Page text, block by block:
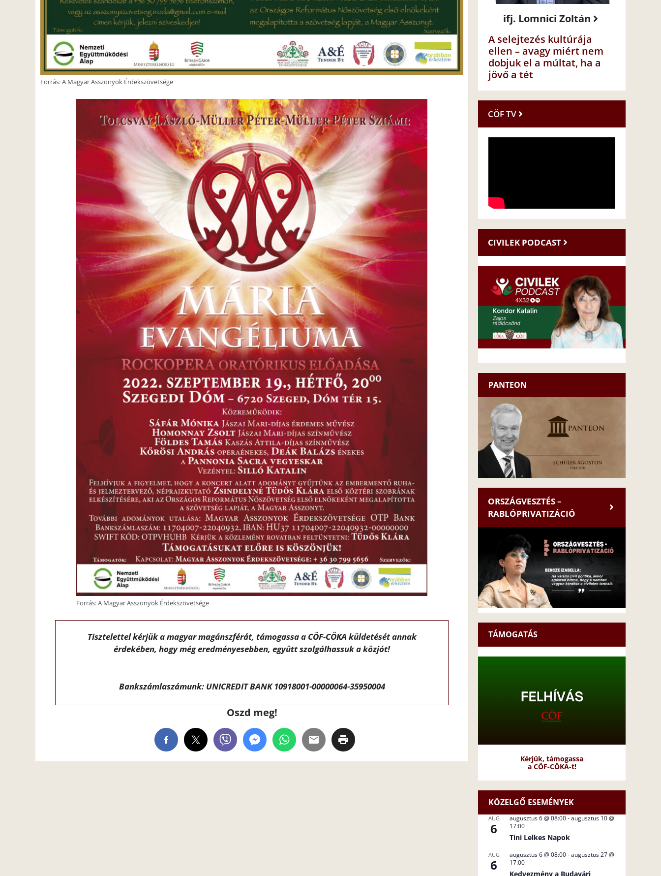
Forrás: A Magyar Asszonyok Érdekszövetsége
Forrás: A Magyar Asszonyok Érdekszövetsége
Tisztelettel kérjük a magyar magánszférát, támogassa a CÖF-CÖKA küldetését annak
érdekében, hogy még eredményesebben, együtt szolgálhassuk a közjót!
Bankszámlaszámunk: UNICREDIT BANK 10918001-00000064-35950004
Oszd meg!
ifj. Lomnici Zoltán
A selejtezés kultúrája
ellen – avagy miért nem
dobjuk el a múltat, ha a
jövő a tét
CÖF TV
CIVILEK PODCAST
PANTEON
ORSZÁGVESZTÉS –
RABLÓPRIVATIZÁCIÓ
TÁMOGATÁS
Kérjük, támogassa
a CÖF-CÖKA-t!
KÖZELGŐ ESEMÉNYEK
AUG
6
augusztus 6 @ 08:00-augusztus 10 @
17:00
Tini Lelkes Napok
AUG
6
augusztus 6 @ 08:00-augusztus 27 @
17:00
Kedvezmény a Budavári